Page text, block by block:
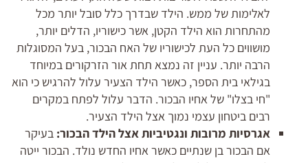
לאלימות של ממש. הילד שבדרך כלל סובל יותר מכל
מהתחרות הוא הילד הקטן, אשר כישוריו, הדלים יותר,
מושווים כל העת לכישוריו של האח הבכור, בעל המסוגלות
הרבה יותר. עניין זה נמצא תחת אור הזרקורים במיוחד
בגילאי בית הספר, כאשר הילד הצעיר עלול להרגיש כי הוא
"חי בצלו" של אחיו הבכור. הדבר עלול לפתח במקרים
רבים ביטחון עצמי נמוך אצל הילד הצעיר.
אגרסיות מרובות ונגטיביות אצל הילד הבכור: בעיקר
אם הבכור בן שנתיים כאשר אחיו החדש נולד. הבכור ייטה